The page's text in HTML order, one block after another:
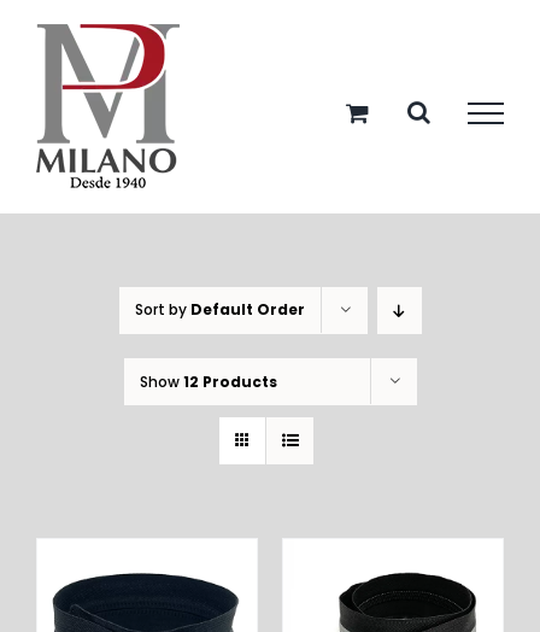
content
Sort by Default Order
Show12 Products